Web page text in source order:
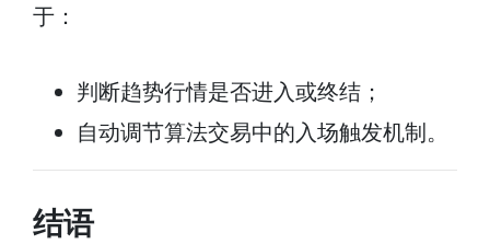
于：
判断趋势行情是否进入或终结；
自动调节算法交易中的入场触发机制。
结语